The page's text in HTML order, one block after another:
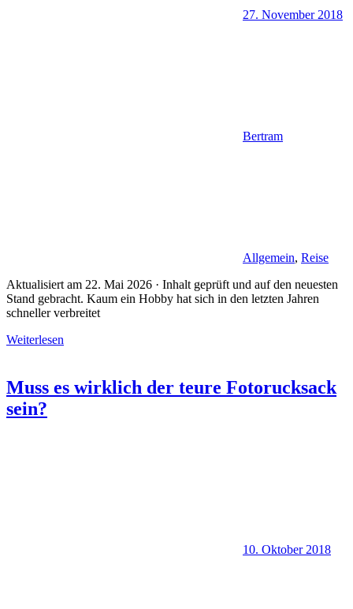
27. November 2018
Bertram
Allgemein, Reise
Aktualisiert am 22. Mai 2026 · Inhalt geprüft und auf den neuesten
Stand gebracht. Kaum ein Hobby hat sich in den letzten Jahren
schneller verbreitet
Weiterlesen
Muss es wirklich der teure Fotorucksack
sein?
10. Oktober 2018